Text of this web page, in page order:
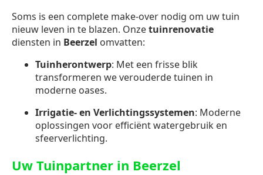
Soms is een complete make-over nodig om uw tuin
nieuw leven in te blazen. Onzetuinrenovatie
diensten in Beerzel omvatten:
Tuinherontwerp: Met een frisse blik
transformeren we verouderde tuinen in
moderne oases.
Irrigatie- en Verlichtingssystemen: Moderne
oplossingen voor efficiënt watergebruik en
sfeerverlichting.
Uw Tuinpartner in Beerzel